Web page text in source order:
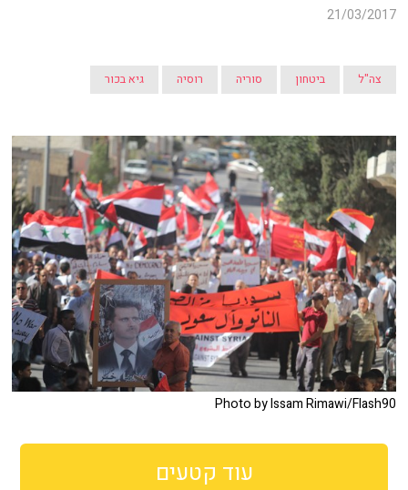
21/03/2017
צה"ל ביטחון סוריה רוסיה גיא בכור
Photo by Issam Rimawi/Flash90
עוד קטעים